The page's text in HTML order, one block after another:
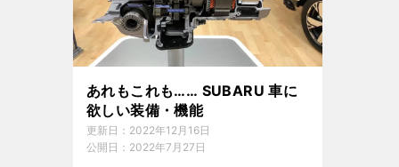
あれもこれも…… SUBARU 車に
欲しい装備・機能
更新日： 2022年12月16日
公開日： 2022年7月27日